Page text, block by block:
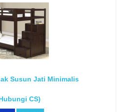
Susun Jati Minimalis
CS)